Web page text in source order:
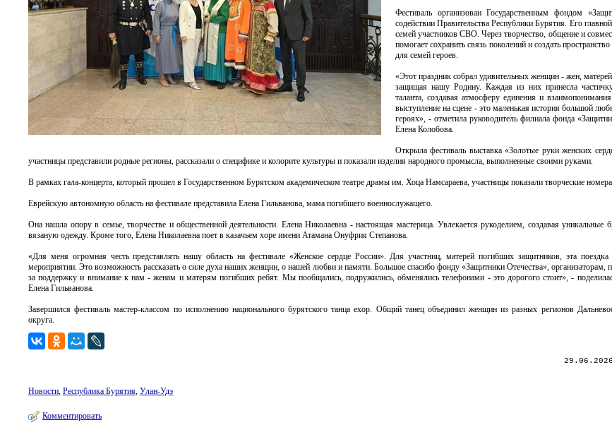
Фестиваль организован Государственным фондом
содействии Правительства Республики Бурятия. Его
семей участников СВО. Через творчество, общение и
помогает сохранить связь поколений и создать
для семей героев.
«Этот праздник собрал удивительных женщин - жен, матерей
защищая нашу Родину. Каждая из них принесла
таланта, создавая атмосферу единения и
выступление на сцене - это маленькая история большой
героях», - отметила руководитель филиала фонда
Елена Колобова.
Открыла фестиваль выставка «Золотые руки женских
участницы представили родные регионы, рассказали о специфике и колорите культуры и показали изделия народного промысла, выполненные своими руками.
В рамках гала-концерта, который прошел в Государственном Бурятском академическом театре драмы им. Хоца Намсараева, участницы показали творческие
Еврейскую автономную область на фестивале представила Елена Гильванова, мама погибшего военнослужащего.
Она нашла опору в семье, творчестве и общественной деятельности. Елена Николаевна - настоящая мастерица. Увлекается рукоделием, создавая
вязаную одежду. Кроме того, Елена Николаевна поет в казачьем хоре имени Атамана Онуфрия Степанова.
«Для меня огромная честь представлять нашу область на фестивале «Женское сердце России». Для участниц, матерей погибших защитников, эта
мероприятии. Это возможность рассказать о силе духа наших женщин, о нашей любви и памяти. Большое спасибо фонду «Защитники Отечества»,
за поддержку и внимание к нам - женам и матерям погибших ребят. Мы пообщались, подружились, обменялись телефонами - это дорогого стоит», -
Елена Гильванова.
Завершился фестиваль мастер-классом по исполнению национального бурятского танца ехор. Общий танец объединил женщин из разных регионов
округа.
Новости, Республика Бурятия, Улан-Удэ
Комментировать